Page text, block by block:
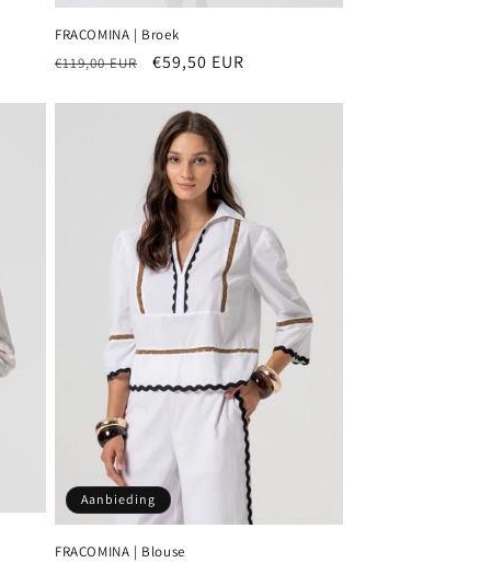
FRACOMINA | Broek
Normale
€119,00 EUR Aanbiedingsprijs
€59,50 EUR
Aanbieding
FRACOMINA | Blouse